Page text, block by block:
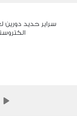
سراير حديد دورين
الكتروستاتيك/